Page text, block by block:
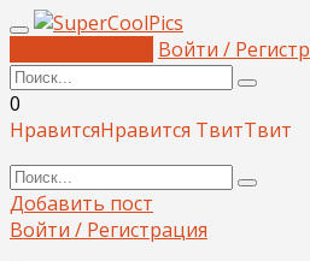
Войти /
0
НравитсяНравится ТвитТвит
Добавить пост
Войти / Регистрация